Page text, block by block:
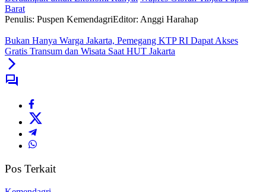
Barat
Penulis: Puspen KemendagriEditor: Anggi Harahap
Bukan Hanya Warga Jakarta, Pemegang KTP RI Dapat Akses
Gratis Transum dan Wisata Saat HUT Jakarta
Pos Terkait